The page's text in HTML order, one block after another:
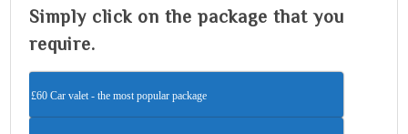
Simply click on the package that you
require.
£60 Car valet - the most popular package